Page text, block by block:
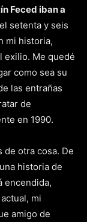
Feced iban a
setenta y seis
mi historia,
exilio. Me quedé
como sea su
las entrañas
de
en 1990.
de otra cosa. De
historia de
encendida,
mi
amigo de